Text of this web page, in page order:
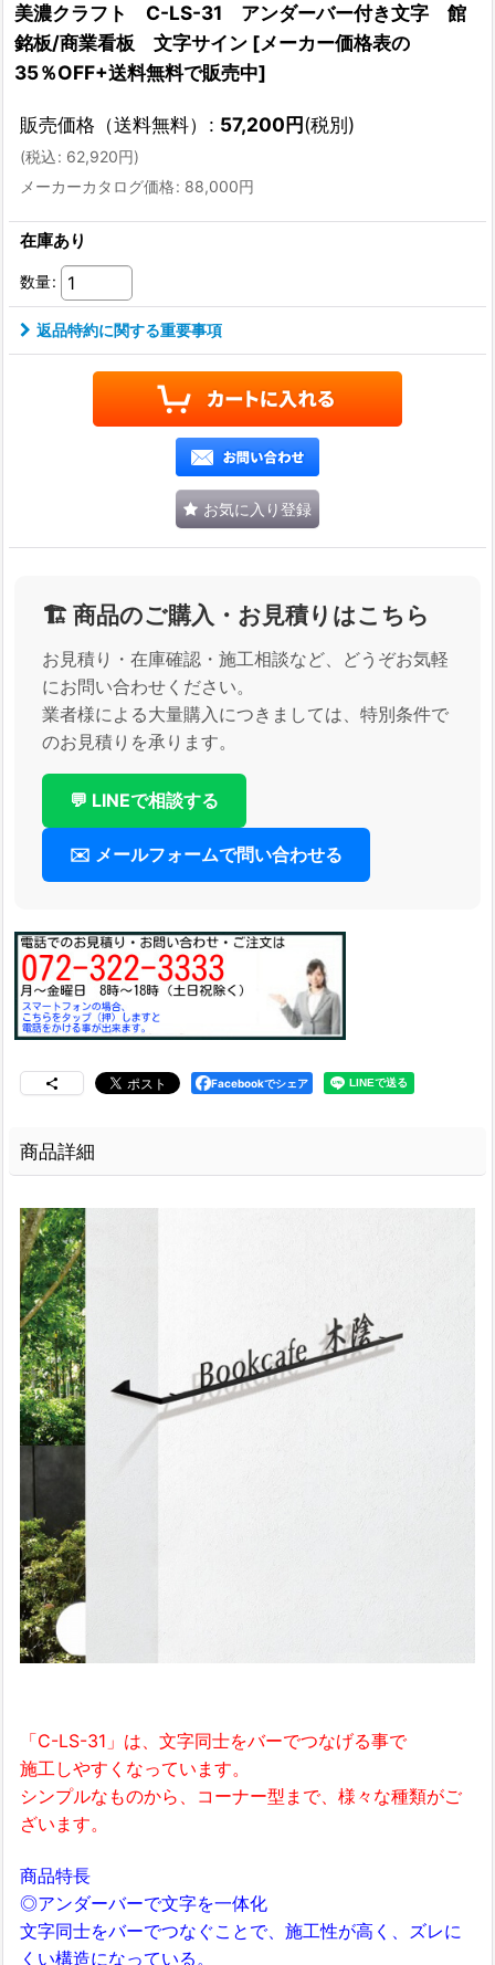
美濃クラフト C-LS-31 アンダーバー付き文字 館
銘板/商業看板 文字サイン [メーカー価格表の
35％OFF+送料無料で販売中]
販売価格（送料無料） : 57,200円(税別)
(税込: 62,920円)
メーカーカタログ価格: 88,000円
在庫あり
数量:
返品特約に関する重要事項
お気に入り登録
🏗️ 商品のご購入・お見積りはこちら
お見積り・在庫確認・施工相談など、どうぞお気軽
にお問い合わせください。
業者様による大量購入につきましては、特別条件で
のお見積りを承ります。
💬 LINEで相談する
✉️ メールフォームで問い合わせる
Facebookでシェア
商品詳細
「C-LS-31」は、文字同士をバーでつなげる事で
施工しやすくなっています。
シンプルなものから、コーナー型まで、様々な種類がご
ざいます。
商品特長
◎アンダーバーで文字を一体化
文字同士をバーでつなぐことで、施工性が高く、ズレに
くい構造になっている。